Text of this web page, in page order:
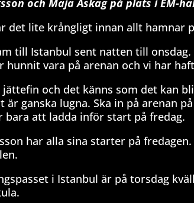
och Maja Åskag på plats i EM-
det lite krångligt innan allt hamnar
till Istanbul sent natten till
hunnit vara på arenan och vi har
jättefin och det känns som det kan
är ganska lugna. Ska in på arenan
bara att ladda inför start på fredag.
har alla sina starter på
i Istanbul är på torsdag